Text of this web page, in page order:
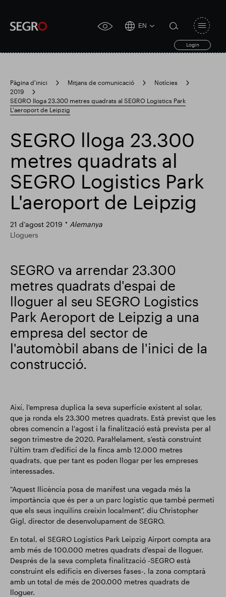
accessibility
EN
Login
search
form
Submit
Search
for
Responsable SEGRO
Finca comercial de Slough Resultats financers
toggle
Pàgina d'inici Mitjans de comunicació
Notícies
2019
SEGRO lloga 23.300 metres quadrats al SEGRO Logistics Park
L'aeroport de Leipzig
SEGRO lloga 23.300
metres quadrats al
SEGRO Logistics Park
L'aeroport de Leipzig
21 d’agost 2019
Alemanya
Lloguers
SEGRO va arrendar 23.300
metres quadrats d'espai de
lloguer al seu SEGRO Logistics
Park Aeroport de Leipzig a una
empresa del sector de
l'automòbil abans de l'inici de la
construcció.
Així, l'empresa duplica la seva superfície existent al solar,
que ja ronda els 23.300 metres quadrats. Està previst que les
obres comencin a l'agost i la finalització està prevista per al
segon trimestre de 2020. Paral·lelament, s'està construint
l'últim tram d'edifici de la finca amb 12.000 metres
quadrats, que per tant es poden llogar per les empreses
interessades.
"Aquest llicència posa de manifest una vegada més la
importància que és per a un parc logístic que també permeti
que els seus inquilins creixin localment", diu Christopher
Gigl, director de desenvolupament de SEGRO.
En total, el SEGRO Logistics Park Leipzig Airport compta ara
amb més de 100.000 metres quadrats d'espai de lloguer.
Després de la seva completa finalització -SEGRO està
construint els edificis en diverses fases-, la zona comptarà
amb un total de més de 200.000 metres quadrats de
lloguer.